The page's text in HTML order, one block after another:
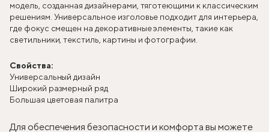
модель, созданная дизайнерами, тяготеющими к классическим
решениям. Универсальное изголовье подходит для интерьера,
где фокус смещен на декоративные элементы, такие как
светильники, текстиль, картины и фотографии.
Свойства:
Универсальный дизайн
Широкий размерный ряд
Большая цветовая палитра
Для обеспечения безопасности и комфорта вы можете